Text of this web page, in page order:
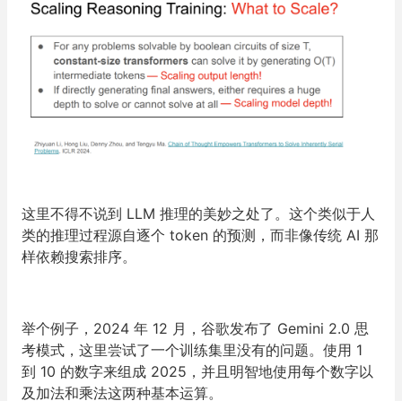
这里不得不说到 LLM 推理的美妙之处了。 这个类似于人
类的推理过程源自逐个 token 的预测，而非像传统 AI 那
样依赖搜索排序。
举个例子，2024 年 12 月，谷歌发布了 Gemini 2.0 思
考模式，这里尝试了一个训练集里没有的问题。使用 1
到 10 的数字来组成 2025，并且明智地使用每个数字以
及加法和乘法这两种基本运算。